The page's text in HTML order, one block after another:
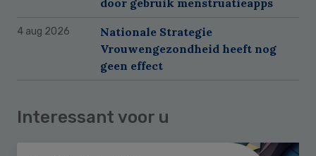
4 aug 2026
Nationale Strategie
Vrouwengezondheid heeft nog
geen effect
Interessant voor u